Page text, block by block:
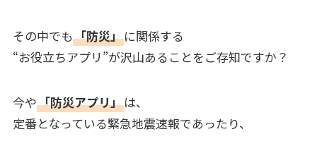
その中でも「防災」に関係する
“お役立ちアプリ”が沢山あることをご存知ですか？
今や「防災アプリ」は、
定番となっている緊急地震速報であったり、